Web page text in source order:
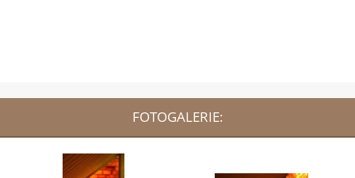
FOTOGALERIE: